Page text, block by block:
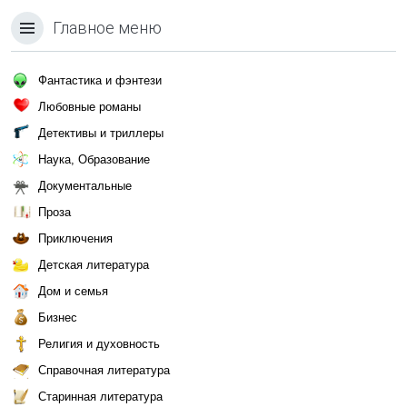
Главное меню
Фантастика и фэнтези
Любовные романы
Детективы и триллеры
Наука, Образование
Документальные
Проза
Приключения
Детская литература
Дом и семья
Бизнес
Религия и духовность
Справочная литература
Старинная литература